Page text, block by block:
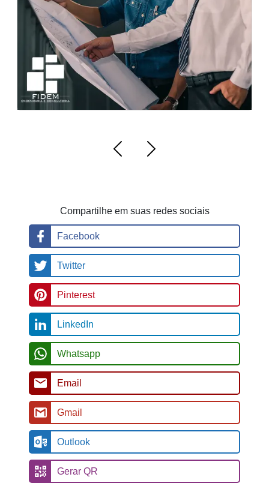
tô
ni
Compartilhe em suas redes sociais
Facebook
Twitter
Pinterest
LinkedIn
Whatsapp
Email
Gmail
Outlook
Gerar QR